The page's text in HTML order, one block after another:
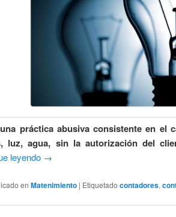
práctica abusiva consistente en el
luz, agua, sin la autorización del
leyendo →
en Matenimiento | Etiquetado contadores,